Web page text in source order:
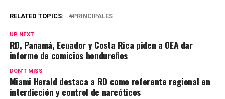
RELATED TOPICS: PRINCIPALES
UP NEXT
RD, Panamá, Ecuador y Costa Rica piden a OEA dar
informe de comicios hondureños
DON'T MISS
Miami Herald destaca a RD como referente regional en
interdicción y control de narcóticos